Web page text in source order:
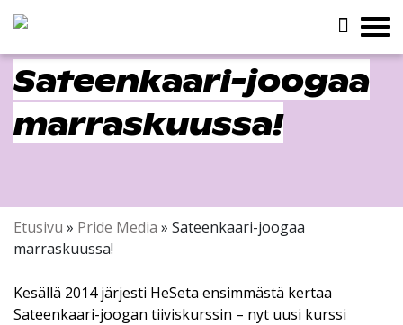
Sateenkaari-joogaa
marraskuussa!
Etusivu » Pride Media » Sateenkaari-joogaa
marraskuussa!
Kesällä 2014 järjesti HeSeta ensimmästä kertaa
Sateenkaari-joogan tiiviskurssin – nyt uusi kurssi